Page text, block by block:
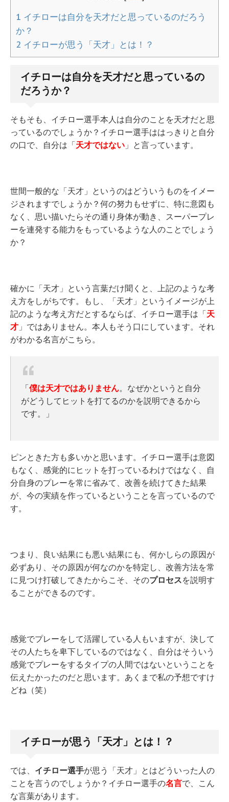
1 イチローは自分を天才だと思っているのだろう
か？
2 イチローが思う「天才」とは！？
イチローは自分を天才だと思っているの
だろうか？
そもそも、イチロー選手本人は自分のことを天才だと思
っているのでしょうか？イチロー選手ははっきりと自分
の口で、自分は「天才ではない 」と言っています。
世間一般的な「天才」というのはどういうものをイメー
ジされますでしょうか？何の努力もせずに、特に意図も
なく、思い描いたらその通り身体が動き、スーパープレ
ーを連発する能力をもっているような人のことでしょう
か？
確かに「天才」という言葉だけ聞くと、上記のような考
え方をしがちです。もし、「天才」というイメージが上
記のような考え方だとするならば、イチロー選手は「天
才 」ではありません。本人もそう口にしています。それ
がわかる名言がこちら。
「僕は天才ではありません。なぜかというと自分
がどうしてヒットを打てるのかを説明できるから
です。」
ピンときた方も多いかと思います。イチロー選手は意図
もなく、感覚的にヒットを打っているわけではなく、自
分自身のプレーを常に省みて、改善を続けてきた結果
が、今の実績を作っているということを言っているので
す。
つまり、良い結果にも悪い結果にも、何かしらの原因が
必ずあり、その原因が何なのかを特定し、改善方法を常
に見つけ打破してきたからこそ、そのプロセスを説明す
ることができるのです。
感覚でプレーをして活躍している人もいますが、決して
その人たちを卑下しているのではなく、自分はそういう
感覚でプレーをするタイプの人間ではないということを
伝えたかったのだと思います。あくまで私の予想ですけ
どね（笑）
イチローが思う「天才」とは！？
では、 イチロー選手が思う「天才」とはどういった人の
ことを言うのでしょうか？イチロー選手の名言で、こん
な言葉があります。